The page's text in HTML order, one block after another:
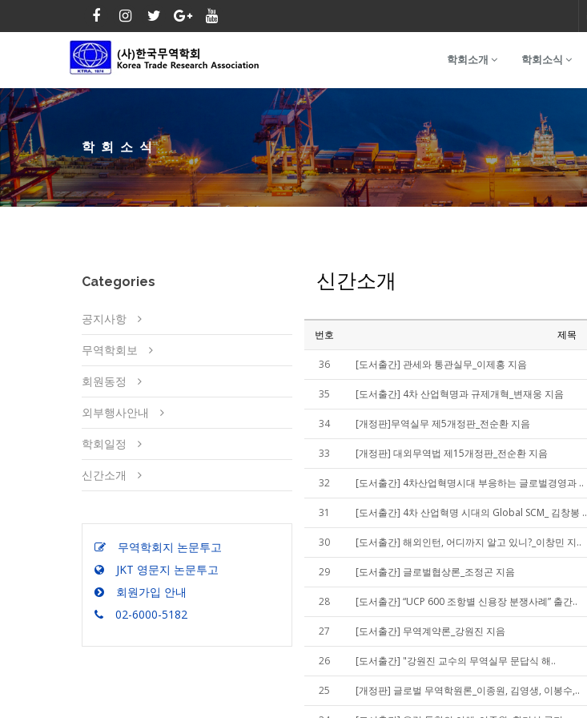
학회소개 학회소식
학회소식
Categories
공지사항
무역학회보
회원동정
외부행사안내
학회일정
신간소개
무역학회지 논문투고
JKT 영문지 논문투고
회원가입 안내
02-6000-5182
신간소개
번호 제목
36 [도서출간] 관세와 통관실무_이제홍 지음
35 [도서출간] 4차 산업혁명과 규제개혁_변재웅 지음
34 [개정판]무역실무 제5개정판_전순환 지음
33 [개정판] 대외무역법 제15개정판_전순환 지음
32 [도서출간] 4차산업혁명시대 부응하는 글로벌경영과 ..
31 [도서출간] 4차 산업혁명 시대의 Global SCM_ 김창봉 ..
30 [도서출간] 해외인턴, 어디까지 알고 있니?_이창민 지..
29 [도서출간] 글로벌협상론_조정곤 지음
28 [도서출간] “UCP 600 조항별 신용장 분쟁사례” 출간..
27 [도서출간] 무역계약론_강원진 지음
26 [도서출간] "강원진 교수의 무역실무 문답식 해..
25 [개정판] 글로벌 무역학원론_이종원, 김영생, 이봉수,..